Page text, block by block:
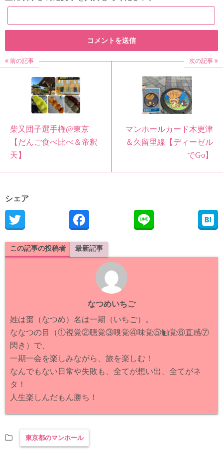
前の記事
柴又団子選手権@東京
【だんご食べ比べ＆帝釈
天】
次の記事
マンホールカード木更津
＆久留里線【ディーゼル
でGo】
シェア
この記事の投稿者 最新記事
なつめいちご
姓は棗（なつめ）名は一期（いちご）。
ななつの目（①視覚②聴覚③嗅覚④味覚⑤触覚⑥直感⑦
閃き）で、
一期一会を楽しみながら、旅を楽しむ！
なんでもない日常や失敗も、全てが想い出、全てがネ
タ！
人生楽しんだもん勝ち！
東京都のマンホール